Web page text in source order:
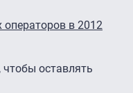
в 2012
, чтобы оставлять